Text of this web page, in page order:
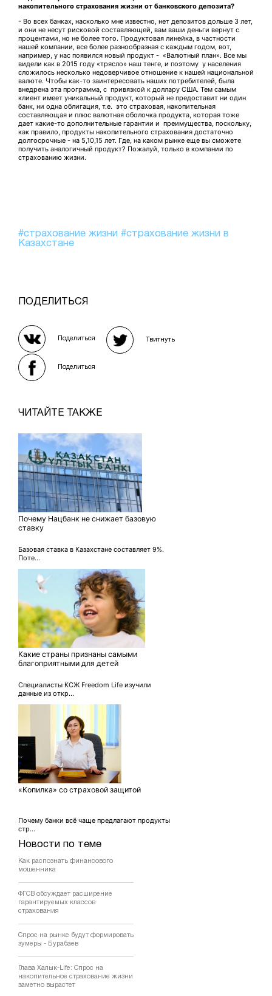
Новости по теме
Как распознать финансового
мошенника
ФГСВ обсуждает расширение
гарантируемых классов
страхования
Спрос на рынке будут формировать
зумеры - Бурабаев
Глава Халык-Life: Спрос на
накопительное страхование жизни
заметно вырастет
накопительного страхования жизни от банковского депозита?
- Во всех банках, насколько мне известно, нет депозитов дольше 3 лет,
и они не несут рисковой составляющей, вам ваши деньги вернут с
процентами, но не более того. Продуктовая линейка, в частности
нашей компании, все более разнообразная с каждым годом, вот,
например, у нас появился новый продукт - «Валютный план». Все мы
видели как в 2015 году «трясло» наш тенге, и поэтому у населения
сложилось несколько недоверчивое отношение к нашей национальной
валюте. Чтобы как-то заинтересовать наших потребителей, была
внедрена эта программа, с привязкой к доллару США. Тем самым
клиент имеет уникальный продукт, который не предоставит ни один
банк, ни одна облигация, т.е. это страховая, накопительная
составляющая и плюс валютная оболочка продукта, которая тоже
дает какие-то дополнительные гарантии и преимущества, поскольку,
как правило, продукты накопительного страхования достаточно
долгосрочные - на 5,10,15 лет. Где, на каком рынке еще вы сможете
получить аналогичный продукт? Пожалуй, только в компании по
страхованию жизни.
#страхование жизни #страхование жизни в
Казахстане
ПОДЕЛИТЬСЯ
Поделиться Твитнуть
Поделиться
ЧИТАЙТЕ ТАКЖЕ
Почему Нацбанк не снижает базовую
ставку
Базовая ставка в Казахстане составляет 9%.
Поте...
Какие страны признаны самыми
благоприятными для детей
Специалисты КСЖ Freedom Life изучили
данные из откр...
«Копилка» со страховой защитой
Почему банки всё чаще предлагают продукты
стр...